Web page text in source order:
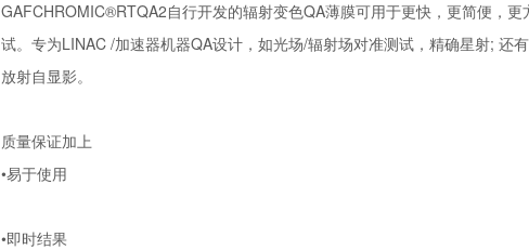
GAFCHROMIC®RTQA2自行开发的辐射变色QA薄膜可用于更快，更简便，
试。专为LINAC /加速器机器QA设计，如光场/辐射场对准测试，精确星射; 还
放射自显影。
质量保证加上
•易于使用
•即时结果